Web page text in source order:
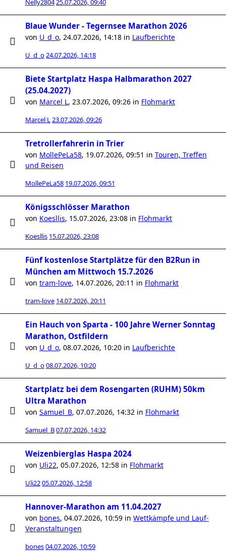
Nelly280425.07.2026, 09:40
Blaue Wunder - Tegernsee Marathon 2026
von U_d_o, 24.07.2026, 14:18 in Laufberichte
U_d_o24.07.2026, 14:18
Biete Startplatz Haspa Halbmarathon 2027
(25.04.2027)
von Marcel L, 23.07.2026, 09:26 in Flohmarkt
Marcel L23.07.2026, 09:26
Tretrollerfahrerin in Trier
von MollePeLa58, 19.07.2026, 09:51 in Touren, Treffen
und Reisen
MollePeLa58 19.07.2026, 09:51
Königsschlösser Marathon
von Koesllis, 15.07.2026, 23:08 in Flohmarkt
Koesllis 15.07.2026, 23:08
Fünf kostenlose Startplätze für den B2Run in
München am Mittwoch 15.7.2026
von tram-love, 14.07.2026, 20:11 in Flohmarkt
tram-love 14.07.2026, 20:11
Ein Hauch von Sparta - 100 Jahre Werner Sonntag
Marathon, Ostfildern
von U_d_o, 08.07.2026, 10:20 in Laufberichte
U_d_o08.07.2026, 10:20
Startplatz bei dem Rosengarten (RUHM) 50km
Ultra Marathon
von Samuel_B, 07.07.2026, 14:32 in Flohmarkt
Samuel_B07.07.2026, 14:32
Weizenbierglas Haspa 2024
von Uli22, 05.07.2026, 12:58 in Flohmarkt
Uli2205.07.2026, 12:58
Hannover-Marathon am 11.04.2027
von bones, 04.07.2026, 10:59 in Wettkämpfe und Lauf-
Veranstaltungen
bones04.07.2026, 10:59